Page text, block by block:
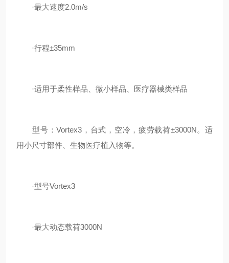
·最大速度2.0m/s
·行程±35mm
·适用于柔性样品、微小样品、医疗器械类样品
型号：Vortex3，台式，空冷，疲劳载荷±3000N。适
用小尺寸部件、生物医疗植入物等。
·型号Vortex3
·最大动态载荷3000N